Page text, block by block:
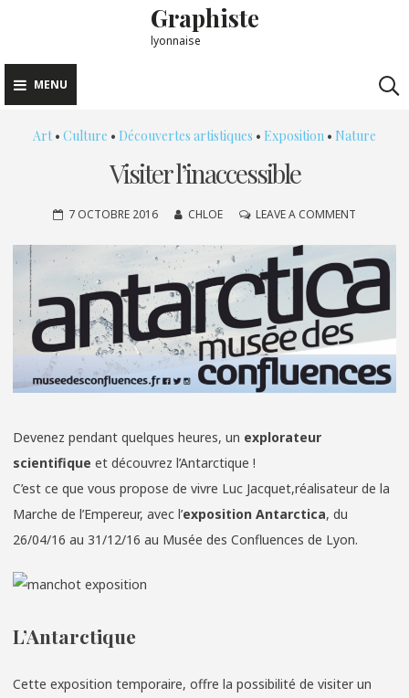
content
Graphiste
lyonnaise
MENU
Art• Culture • Découvertes artistiques • Exposition • Nature
Visiter l’inaccessible
7 OCTOBRE 2016 CHLOE LEAVE A COMMENT
Devenez pendant quelques heures, un explorateur
scientifique et découvrez l’Antarctique !
C’est ce que vous propose de vivre Luc Jacquet,réalisateur de la
Marche de l’Empereur, avec l’exposition Antarctica, du
26/04/16 au 31/12/16 au Musée des Confluences de Lyon.
L’Antarctique
Cette exposition temporaire, offre la possibilité de visiter un